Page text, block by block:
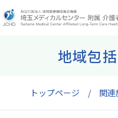
トップページ 関
地域包